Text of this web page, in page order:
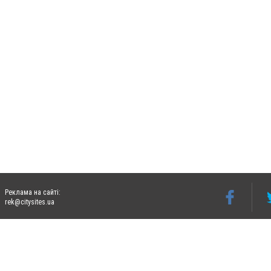
Реклама на сайті:
rek@citysites.ua